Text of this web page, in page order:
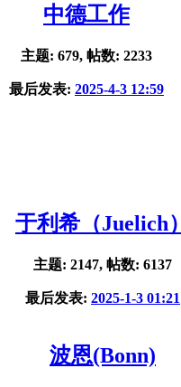
中德工作
主题: 679, 帖数: 2233
最后发表: 2025-4-3 12:59
于利希（Juelich）
主题: 2147, 帖数: 6137
最后发表: 2025-1-3 01:21
波恩(Bonn)